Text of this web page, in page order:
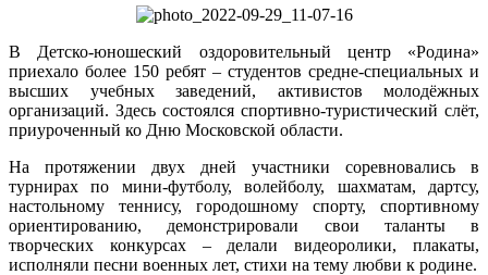
В Детско-юношеский оздоровительный центр «Родина»
приехало более 150 ребят – студентов средне-специальных и
высших учебных заведений, активистов молодёжных
организаций. Здесь состоялся спортивно-туристический слёт,
приуроченный ко Дню Московской области.
На протяжении двух дней участники соревновались в
турнирах по мини-футболу, волейболу, шахматам, дартсу,
настольному теннису, городошному спорту, спортивному
ориентированию, демонстрировали свои таланты в
творческих конкурсах – делали видеоролики, плакаты,
исполняли песни военных лет, стихи на тему любви к родине.